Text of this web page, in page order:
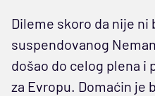
Dileme skoro da nije ni
suspendovanog
došao do celog plena i
za Evropu. Domaćin je